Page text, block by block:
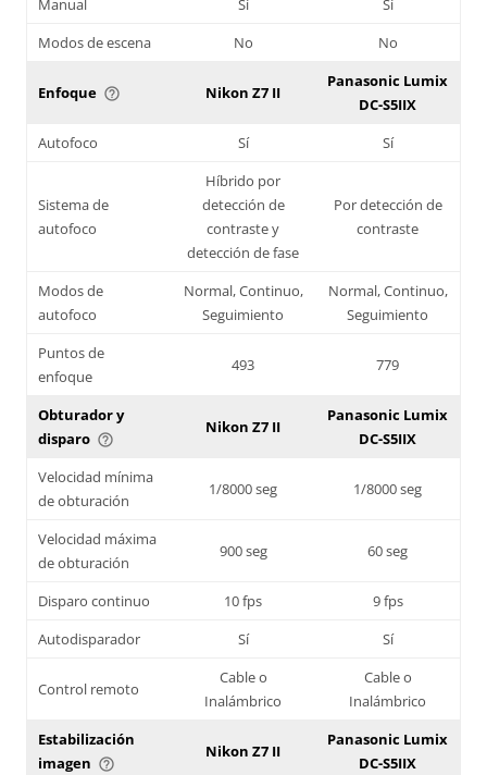
Manual Sí
Sí
Modos de escena
No No
Enfoque help_outline Nikon Z7 II
Panasonic Lumix
DC-S5IIX
Autofoco
Sí Sí
Sistema de
autofoco
Híbrido por
detección de
contraste y
detección de fase
Por detección de
contraste
Modos de
autofoco
Normal, Continuo,
Seguimiento
Normal, Continuo,
Seguimiento
Puntos de
enfoque
493 779
Obturador y
disparo help_outline
Nikon Z7 II
Panasonic Lumix
DC-S5IIX
Velocidad mínima
de obturación
1/8000 seg 1/8000 seg
Velocidad máxima
de obturación
900 seg 60 seg
Disparo continuo 10 fps
9 fps
Autodisparador
Sí Sí
Control remoto
Cable o
Inalámbrico
Cable o
Inalámbrico
Estabilización
imagen help_outline
Nikon Z7 II
Panasonic Lumix
DC-S5IIX